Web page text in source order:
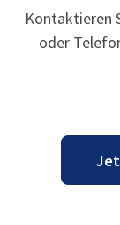
Kontaktieren
oder